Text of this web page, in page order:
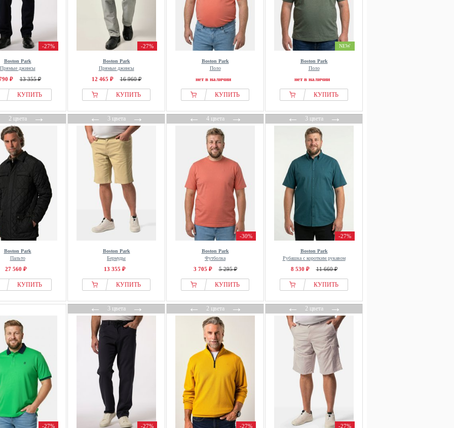
-27%
Boston Park
Прямые джинсы
₽ 13 355 ₽
КУПИТЬ
-27%
Boston Park
Прямые джинсы
12 465 ₽ 16 960 ₽
КУПИТЬ
Boston Park
Поло
нет в наличии
КУПИТЬ
NEW
Boston Park
Поло
нет в наличии
КУПИТЬ
2 цвета→
Boston Park
Пальто
27 560 ₽
КУПИТЬ
←3 цвета→
Boston Park
Бермуды
13 355 ₽
КУПИТЬ
←4 цвета→
-30%
Boston Park
Футболка
3 705 ₽ 5 295 ₽
КУПИТЬ
←3 цвета→
-27%
Boston Park
Рубашка с коротким рукавом
8 530 ₽ 11 660 ₽
КУПИТЬ
-27%
←3 цвета→
-27%
←2 цвета→
-27%
←2 цвета→
-27%